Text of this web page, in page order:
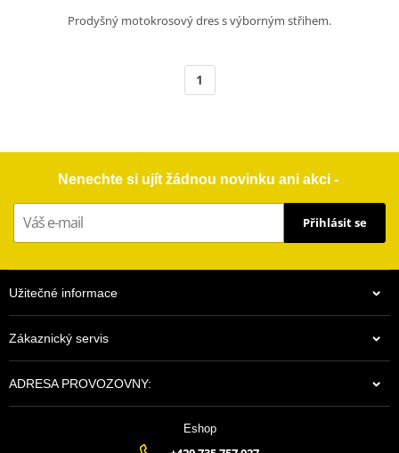
Prodyšný motokrosový dres s výborným střihem.
1
Nenechte si ujít žádnou novinku ani akci -
Přihlásit se
Užitečné informace
Zákaznický servis
ADRESA PROVOZOVNY:
Eshop